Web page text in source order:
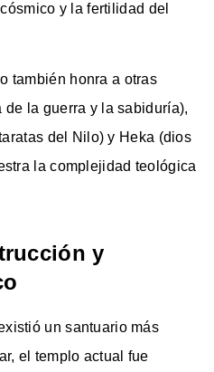
y la fertilidad del
también honra a otras
la guerra y la sabiduría),
del Nilo) y Heka (dios
la complejidad teológica
y
un santuario más
el templo actual fue